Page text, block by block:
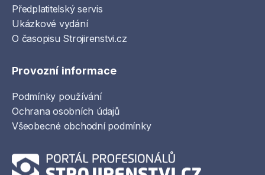
Předplatitelský servis
Ukázkové vydání
O časopisu Strojirenstvi.cz
Provozní informace
Podmínky používání
Ochrana osobních údajů
Všeobecné obchodní podmínky